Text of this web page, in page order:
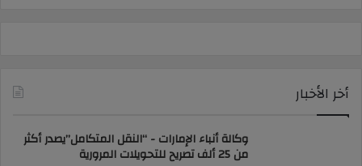
أخر الأخبار
وكالة أنباء الإمارات - “النقل المتكامل”يصدر أكثر
من 25 ألف تصريح للتحويلات المرورية